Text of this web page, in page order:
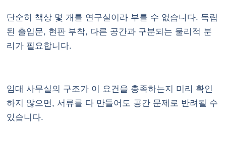
단순히 책상 몇 개를 연구실이라 부를 수 없습니다. 독립
된 출입문, 현판 부착, 다른 공간과 구분되는 물리적 분
리가 필요합니다.
임대 사무실의 구조가 이 요건을 충족하는지 미리 확인
하지 않으면, 서류를 다 만들어도 공간 문제로 반려될 수
있습니다.